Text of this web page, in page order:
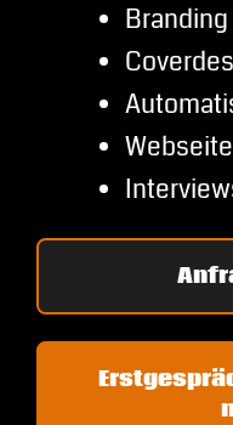
Branding